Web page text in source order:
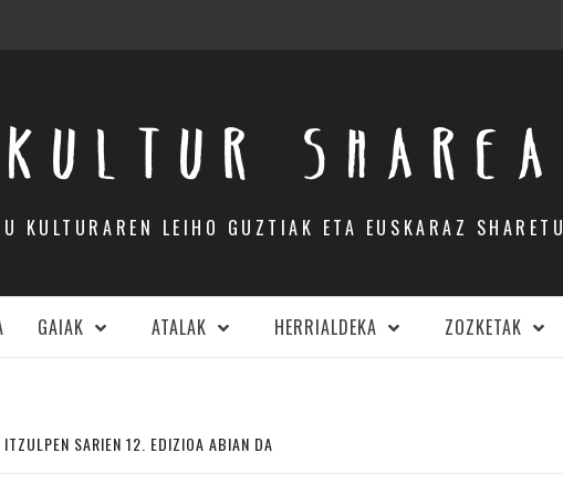
KULTUR SHAREA
KULTURAREN LEIHO GUZTIAK ETA EUSKARAZ SHARETU
GAIAK ATALAK HERRIALDEKA ZOZKETAK
SARIEN 12. EDIZIOA ABIAN DA